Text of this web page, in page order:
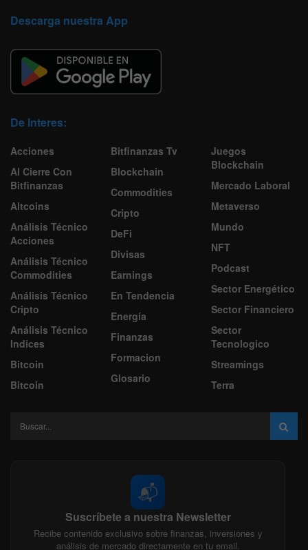
Descarga nuestra App
De Interes:
Acciones
Al Cierre Con
Bitfinanzas
Altcoins
Análisis Técnico
Acciones
Análisis Técnico
Commodities
Análisis Técnico
Cripto
Análisis Técnico
Indices
Bitcoin
Bitcoin
Bitfinanzas Tv
Blockchain
Commodities
Cripto
DeFi
Divisas
Earnings
En Tendencia
Energía
Finanzas
Formacion
Glosario
Juegos
Blockchain
Mercado Laboral
Metaverso
Mundo
NFT
Podcast
Sector Energético
Sector Financiero
Sector
Tecnologico
Streamings
Terra
📬
Suscríbete a nuestra Newsletter
Recibe contenido exclusivo sobre finanzas, inversiones y
análisis de mercado directamente en tu email.